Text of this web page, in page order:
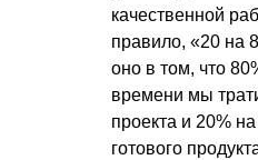
качественной
правило, «20 на
оно в том, что
времени мы
проекта и 20%
готового